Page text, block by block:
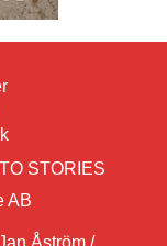
STORIES
AB